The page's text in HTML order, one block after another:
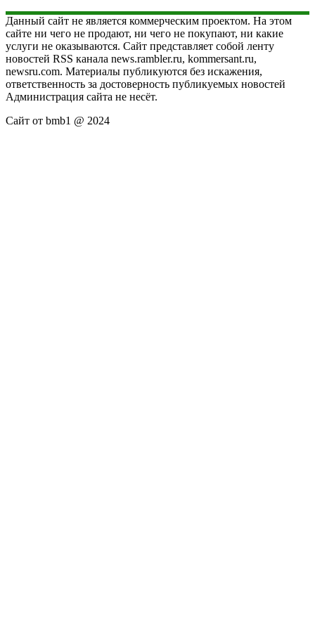
Данный сайт не является коммерческим проектом. На этом
сайте ни чего не продают, ни чего не покупают, ни какие
услуги не оказываются. Сайт представляет собой ленту
новостей RSS канала news.rambler.ru, kommersant.ru,
newsru.com. Материалы публикуются без искажения,
ответственность за достоверность публикуемых новостей
Администрация сайта не несёт.
Сайт от bmb1 @ 2024